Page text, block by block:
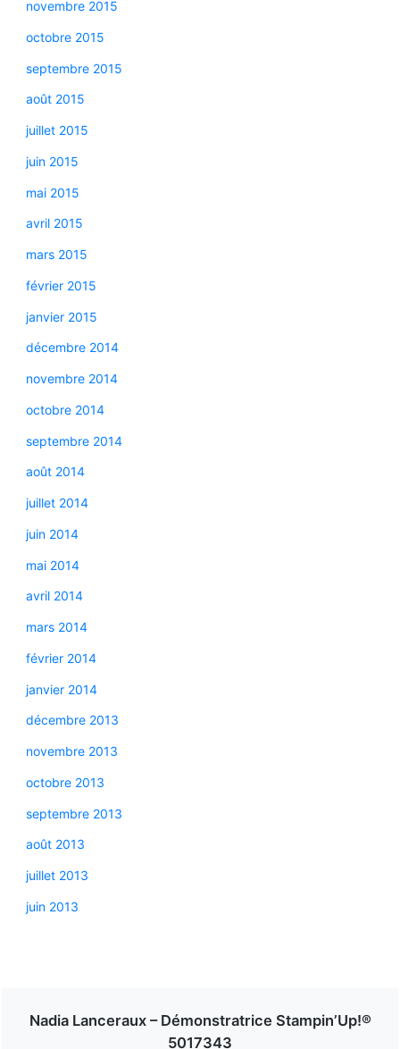
novembre 2015
octobre 2015
septembre 2015
août 2015
juillet 2015
juin 2015
mai 2015
avril 2015
mars 2015
février 2015
janvier 2015
décembre 2014
novembre 2014
octobre 2014
septembre 2014
août 2014
juillet 2014
juin 2014
mai 2014
avril 2014
mars 2014
février 2014
janvier 2014
décembre 2013
novembre 2013
octobre 2013
septembre 2013
août 2013
juillet 2013
juin 2013
Nadia Lanceraux – Démonstratrice Stampin’Up!®
5017343